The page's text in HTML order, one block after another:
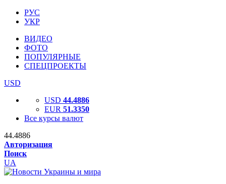
РУС
УКР
ВИДЕО
ФОТО
ПОПУЛЯРНЫЕ
СПЕЦПРОЕКТЫ
USD
USD 44.4886
EUR 51.3350
Все курсы валют
44.4886
Авторизация
Поиск
UA